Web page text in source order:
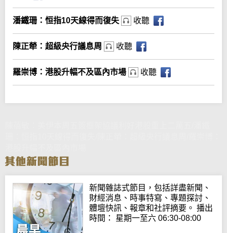
潘鐵珊：恒指10天線得而復失 收聽
陳正犖：超級央行議息周 收聽
羅崇博：港股升幅不及區內市場 收聽
新聞雜誌式節目，包括詳盡新聞、
財經消息、時事特寫、專題探討、
體壇快訊、報章和社評摘要。 播出
時間： 星期一至六 06:30-08:00